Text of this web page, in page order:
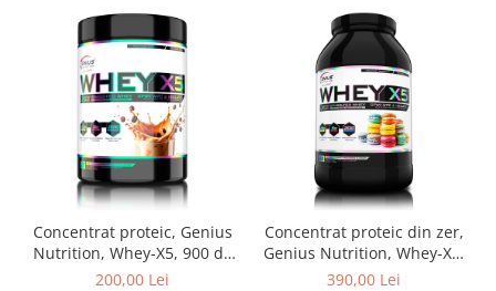
Concentrat proteic, Genius
Nutrition, Whey-X5, 900 de
grame, pudra proteica
200,00 Lei
Concentrat proteic din zer,
Genius Nutrition, Whey-X5,
2kg, pudra proteica
390,00 Lei